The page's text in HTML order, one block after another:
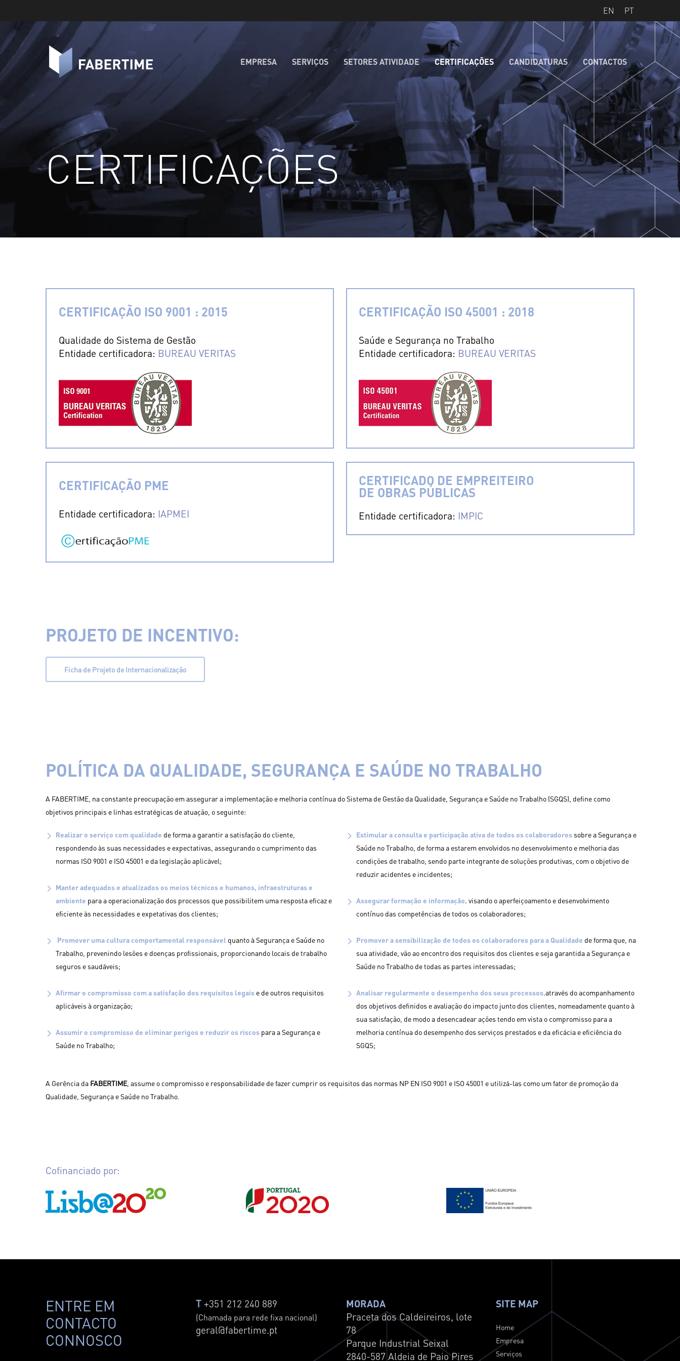
EN PT
EMPRESA SERVIÇOS SETORES ATIVIDADE CERTIFICAÇÕES CANDIDATURAS CONTACTOS
CERTIFICAÇÕES
CERTIFICAÇÃO ISO 9001 : 2015
Qualidade do Sistema de Gestão
Entidade certificadora: BUREAU VERITAS
CERTIFICAÇÃO ISO 45001 : 2018
Saúde e Segurança no Trabalho
Entidade certificadora: BUREAU VERITAS
CERTIFICAÇÃO PME
Entidade certificadora: IAPMEI
CERTIFICADO DE EMPREITEIRO
DE OBRAS PÚBLICAS
Entidade certificadora: IMPIC
PROJETO DE INCENTIVO:
Ficha de Projeto de Internacionalização
POLÍTICA DA QUALIDADE, SEGURANÇA E SAÚDE NO TRABALHO
A FABERTIME, na constante preocupação em assegurar a implementação e melhoria contínua do Sistema de Gestão da Qualidade, Segurança e Saúde no Trabalho (SGQS), define como
objetivos principais e linhas estratégicas de atuação, o seguinte:
Realizar o serviço com qualidade de forma a garantir a satisfação do cliente,
respondendo às suas necessidades e expectativas, assegurando o cumprimento das
normas ISO 9001 e ISO 45001 e da legislação aplicável;
Manter adequados e atualizados os meios técnicos e humanos, infraestruturas e
ambiente para a operacionalização dos processos que possibilitem uma resposta eficaz e
eficiente às necessidades e expetativas dos clientes;
Promover uma cultura comportamental responsável quanto à Segurança e Saúde no
Trabalho, prevenindo lesões e doenças profissionais, proporcionando locais de trabalho
seguros e saudáveis;
Afirmar o compromisso com a satisfação dos requisitos legais e de outros requisitos
aplicáveis à organização;
Assumir o compromisso de eliminar perigos e reduzir os riscos para a Segurança e
Saúde no Trabalho;
Estimular a consulta e participação ativa de todos os colaboradoressobre a Segurança e
Saúde no Trabalho, de forma a estarem envolvidos no desenvolvimento e melhoria das
condições de trabalho, sendo parte integrante de soluções produtivas, com o objetivo de
reduzir acidentes e incidentes;
Assegurar formação e informação, visando o aperfeiçoamento e desenvolvimento
contínuo das competências de todos os colaboradores;
Promover a sensibilização de todos os colaboradores para a Qualidade de forma que, na
sua atividade, vão ao encontro dos requisitos dos clientes e seja garantida a Segurança e
Saúde no Trabalho de todas as partes interessadas;
Analisar regularmente o desempenho dos seus processos,através do acompanhamento
dos objetivos definidos e avaliação do impacto junto dos clientes, nomeadamente quanto à
sua satisfação, de modo a desencadear ações tendo em vista o compromisso para a
melhoria contínua do desempenho dos serviços prestados e da eficácia e eficiência do
SGQS;
A Gerência da FABERTIME, assume o compromisso e responsabilidade de fazer cumprir os requisitos das normas NP EN ISO 9001 e ISO 45001 e utilizá-las como um fator de promoção da
Qualidade, Segurança e Saúde no Trabalho.
Cofinanciado por:
ENTRE EM
CONTACTO
CONNOSCO
T+351 212 240 889
(Chamada para rede fixa nacional)
geral@fabertime.pt
MORADA
Praceta dos Caldeireiros, lote
78
Parque Industrial Seixal
2840-587 Aldeia de Paio Pires
SITE MAP
Home
Empresa
Serviços